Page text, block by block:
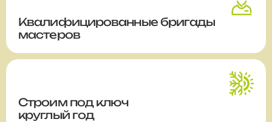
Квалифицированные бригады
мастеров
Строим под ключ
круглый год